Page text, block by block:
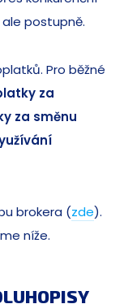
postupně.
Pro běžné
za
za směnu
brokera (zde).
níže.